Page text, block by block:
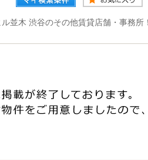
ル並木 渋谷のその他賃貸店舗・事務所！